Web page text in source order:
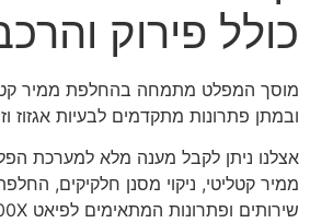
כולל פירוק
ובמתן פתרונות מתקדמים לבעיות אגזוז
אצלנו ניתן לקבל מענה מלא למערכת
ממיר קטליטי, ניקוי מסנן חלקיקים,
שירותים ופתרונות המתאימים לפיאט 500X